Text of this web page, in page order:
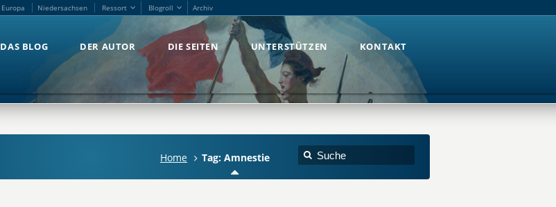
Europa Niedersachsen Ressort Blogroll Archiv
DAS BLOG DER AUTOR DIE SEITEN UNTERSTÜTZEN KONTAKT
Home Tag: Amnestie
Europa Niedersachsen Ressort Blogroll Archiv
DAS BLOG DER AUTOR DIE SEITEN UNTERSTÜTZEN KONTAKT